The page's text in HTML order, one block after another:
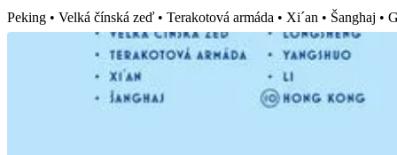
Peking • Velká čínská zeď • Terakotová armáda • Xi´an • Šanghaj